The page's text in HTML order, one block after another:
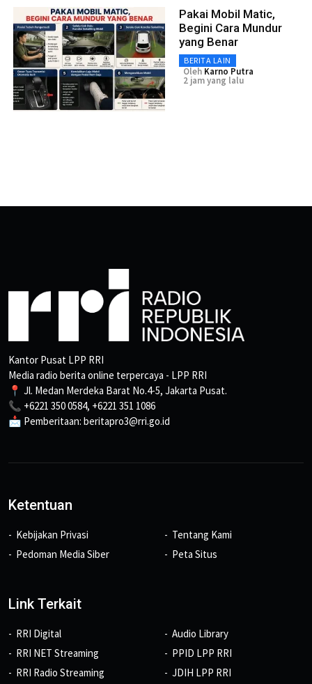
Pakai Mobil Matic,
Begini Cara Mundur
yang Benar
BERITA LAIN
Oleh Karno Putra
2 jam yang lalu
Kantor Pusat LPP RRI
Media radio berita online terpercaya - LPP RRI
📍 Jl. Medan Merdeka Barat No.4-5, Jakarta Pusat.
📞 +6221 350 0584, +6221 351 1086
📩 Pemberitaan: beritapro3@rri.go.id
Ketentuan
Kebijakan Privasi
Pedoman Media Siber
Tentang Kami
Peta Situs
Link Terkait
RRI Digital
RRI NET Streaming
RRI Radio Streaming
Audio Library
PPID LPP RRI
JDIH LPP RRI